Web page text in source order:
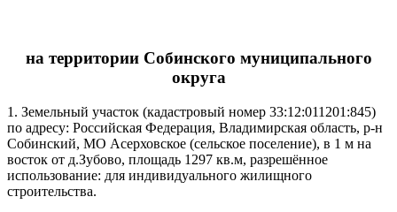
на территории Собинского муниципального
округа
1. Земельный участок (кадастровый номер 33:12:011201:845)
по адресу: Российская Федерация, Владимирская область, р-н
Собинский, МО Асерховское (сельское поселение), в 1 м на
восток от д.Зубово, площадь 1297 кв.м, разрешённое
использование: для индивидуального жилищного
строительства.